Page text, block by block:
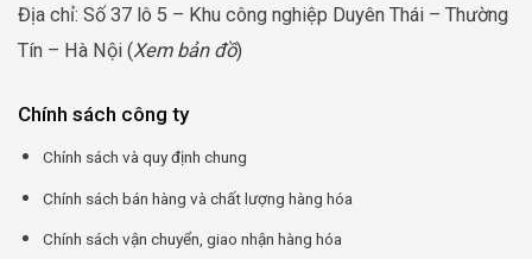
Địa chỉ: Số 37 lô 5 – Khu công nghiệp Duyên Thái – Thường
Tín – Hà Nội (Xem bản đồ)
Chính sách công ty
Chính sách và quy định chung
Chính sách bán hàng và chất lượng hàng hóa
Chính sách vận chuyển, giao nhận hàng hóa